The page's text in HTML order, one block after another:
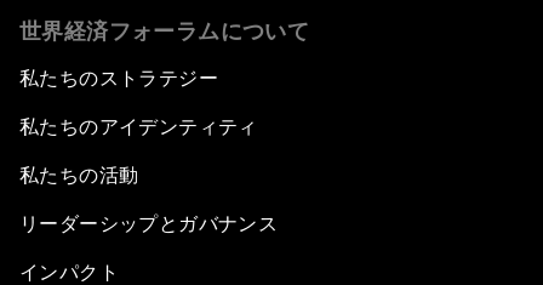
世界経済フォーラムについて
私たちのストラテジー
私たちのアイデンティティ
私たちの活動
リーダーシップとガバナンス
インパクト